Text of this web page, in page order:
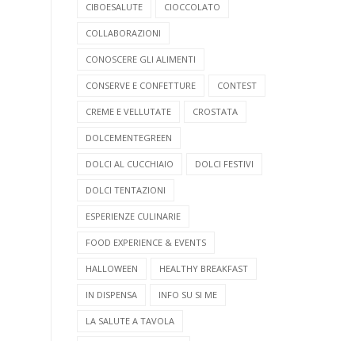
CIBOESALUTE CIOCCOLATO
COLLABORAZIONI
CONOSCERE GLI ALIMENTI
CONSERVE E CONFETTURE CONTEST
CREME E VELLUTATE CROSTATA
DOLCEMENTEGREEN
DOLCI AL CUCCHIAIO DOLCI FESTIVI
DOLCI TENTAZIONI
ESPERIENZE CULINARIE
FOOD EXPERIENCE & EVENTS
HALLOWEEN HEALTHY BREAKFAST
IN DISPENSA INFO SU SI ME
LA SALUTE A TAVOLA